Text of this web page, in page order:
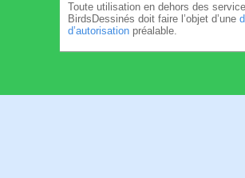
Toute utilisation en dehors des
BirdsDessinés doit faire l’objet d’une
d’autorisation préalable.